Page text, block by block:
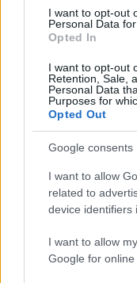
I want to opt-out
Personal Data
Opted In
I want to opt-out
Retention, Sale,
Personal Data
Purposes for
Opted Out
Google consents
I want to allow
related to
device identifiers
I want to allow
Google for
A Disney stúdió
ésTim Rice